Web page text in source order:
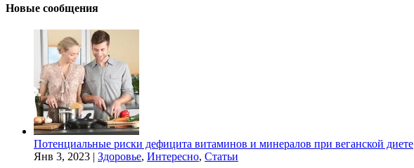
Новые сообщения
Потенциальные риски дефицита витаминов и минералов при веганской диете
Янв 3, 2023 | Здоровье, Интересно, Статьи